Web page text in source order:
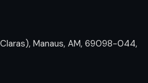
Manaus, AM, 69098-044,